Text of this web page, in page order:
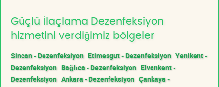
Güçlü İlaçlama Dezenfeksiyon
hizmetini verdiğimiz bölgeler
Sincan - Dezenfeksiyon Etimesgut - Dezenfeksiyon Yenikent -
Dezenfeksiyon Bağlıca - Dezenfeksiyon Elvankent -
Dezenfeksiyon Ankara - Dezenfeksiyon Çankaya -